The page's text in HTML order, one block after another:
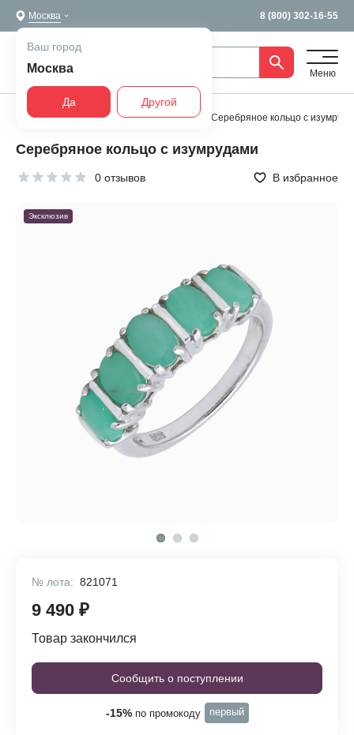
Москва 8 (800) 302-16-55
Ваш город
Москва
Да Другой
Меню
Главная Все украшения Кольца Серебряное кольцо с
Серебряное кольцо с изумрудами
0 отзывов В избранное
Эксклюзив
№ лота: 821071
9 490 ₽
Товар закончился
Сообщить о поступлении
-15%по промокоду первый